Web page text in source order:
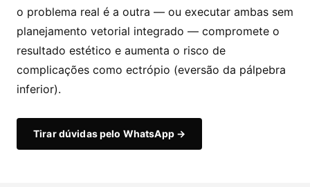
o problema real é a outra — ou executar ambas sem
planejamento vetorial integrado — compromete o
resultado estético e aumenta o risco de
complicações como ectrópio (eversão da pálpebra
inferior).
Tirar dúvidas pelo WhatsApp →